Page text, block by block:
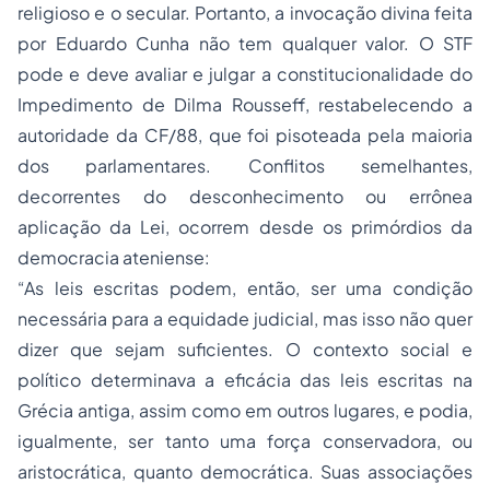
religioso e o secular. Portanto, a invocação divina feita
por Eduardo Cunha não tem qualquer valor. O STF
pode e deve avaliar e julgar a constitucionalidade do
Impedimento de Dilma Rousseff, restabelecendo a
autoridade da CF/88, que foi pisoteada pela maioria
dos parlamentares. Conflitos semelhantes,
decorrentes do desconhecimento ou errônea
aplicação da Lei, ocorrem desde os primórdios da
democracia ateniense:
“As leis escritas podem, então, ser uma condição
necessária para a equidade judicial, mas isso não quer
dizer que sejam suficientes. O contexto social e
político determinava a eficácia das leis escritas na
Grécia antiga, assim como em outros lugares, e podia,
igualmente, ser tanto uma força conservadora, ou
aristocrática, quanto democrática. Suas associações